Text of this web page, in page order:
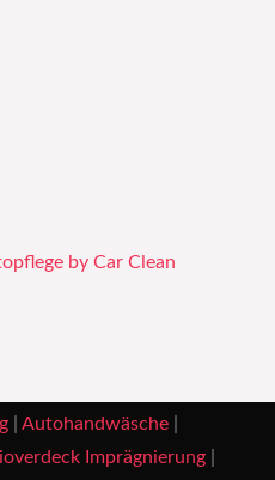
by Car Clean
| Autohandwäsche|
Imprägnierung|